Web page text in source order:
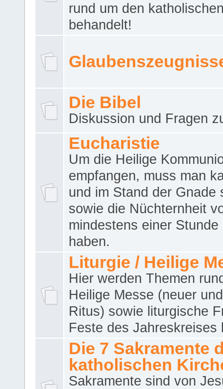
rund um den
behandelt!
Die Bibel
Diskussion und Fragen
Eucharistie
Um die Heilige
empfangen, muss man
und im Stand der Gnade
sowie die Nüchternheit
mindestens einer Stunde
haben.
Liturgie / Heilige
Hier werden Themen
Heilige Messe (neuer
Ritus) sowie liturgische
Feste des Jahreskreises
Die 7 Sakramente
katholischen
Sakramente sind von